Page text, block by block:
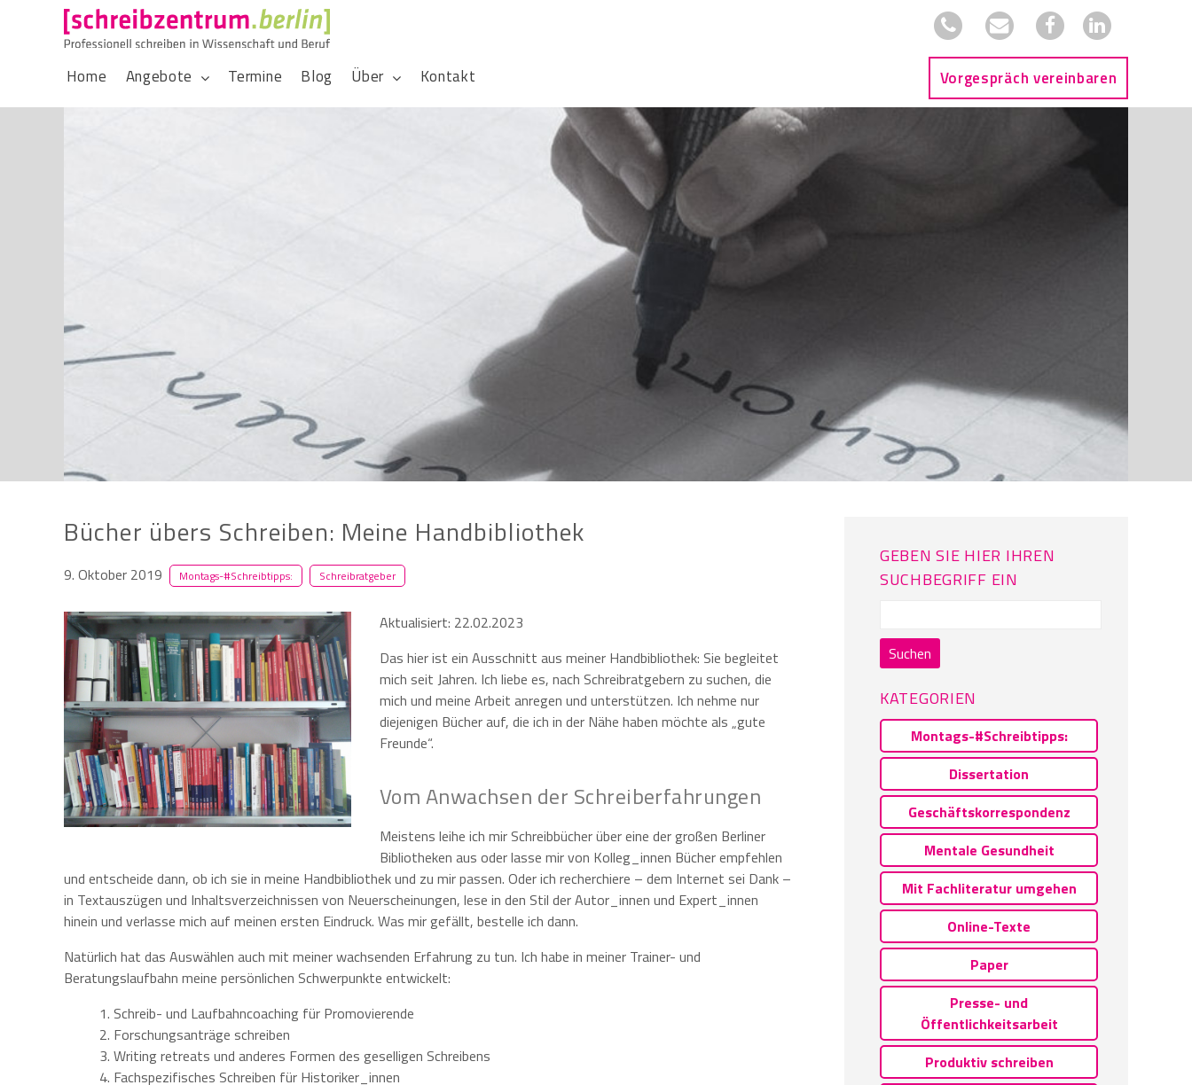
Home Angebote Termine Blog Über Kontakt Vorgespräch vereinbaren
Bücher übers Schreiben: Meine Handbibliothek
9. Oktober 2019 Montags-#Schreibtipps: Schreibratgeber
Aktualisiert: 22.02.2023
Das hier ist ein Ausschnitt aus meiner Handbibliothek: Sie begleitet
mich seit Jahren. Ich liebe es, nach Schreibratgebern zu suchen, die
mich und meine Arbeit anregen und unterstützen. Ich nehme nur
diejenigen Bücher auf, die ich in der Nähe haben möchte als „gute
Freunde“.
Vom Anwachsen der Schreiberfahrungen
Meistens leihe ich mir Schreibbücher über eine der großen Berliner
Bibliotheken aus oder lasse mir von Kolleg_innen Bücher empfehlen
und entscheide dann, ob ich sie in meine Handbibliothek und zu mir passen. Oder ich recherchiere – dem Internet sei Dank –
in Textauszügen und Inhaltsverzeichnissen von Neuerscheinungen, lese in den Stil der Autor_innen und Expert_innen
hinein und verlasse mich auf meinen ersten Eindruck. Was mir gefällt, bestelle ich dann.
Natürlich hat das Auswählen auch mit meiner wachsenden Erfahrung zu tun. Ich habe in meiner Trainer- und
Beratungslaufbahn meine persönlichen Schwerpunkte entwickelt:
1. Schreib- und Laufbahncoaching für Promovierende
2. Forschungsanträge schreiben
3. Writing retreats und anderes Formen des geselligen Schreibens
4. Fachspezifisches Schreiben für Historiker_innen
GEBEN SIE HIER IHREN
SUCHBEGRIFF EIN
KATEGORIEN
Montags-#Schreibtipps:
Dissertation
Geschäftskorrespondenz
Mentale Gesundheit
Mit Fachliteratur umgehen
Online-Texte
Paper
Presse- und
Öffentlichkeitsarbeit
Produktiv schreiben